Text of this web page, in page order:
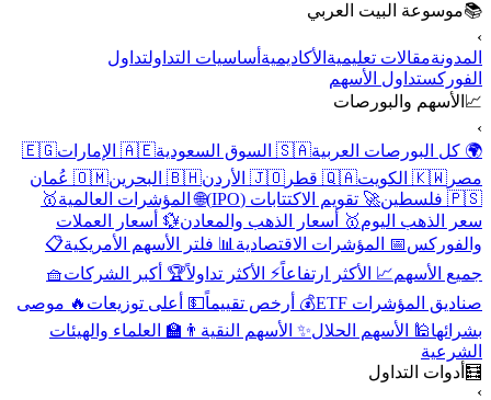
📚موسوعة البيت العربي
المدونةمقالات تعليميةالأكاديميةأساسيات التداولتداول
الفوركستداول الأسهم
📈الأسهم والبورصات
🌍 كل البورصات العربية🇸🇦 السوق السعودية 🇦🇪 الإمارات
🇪🇬
مصر 🇰🇼 الكويت 🇶🇦 قطر 🇯🇴 الأردن 🇧🇭 البحرين
🇴🇲 عُمان
🇵🇸 فلسطين
🚀 تقويم الاكتتابات (IPO) 🌐 المؤشرات العالمية🥇
سعر الذهب اليوم🥇 أسعار الذهب والمعادن💱 أسعار العملات
والفوركس 📅 المؤشرات الاقتصادية📊 فلتر الأسهم الأمريكية📋
جميع الأسهم📈 الأكثر ارتفاعاً⚡ الأكثر تداولاً🏆 أكبر الشركات🧺
صناديق المؤشرات ETF
💰 أرخص تقييماً💵 أعلى توزيعات🔥 موصى
بشرائها🕌 الأسهم الحلال ✨ الأسهم النقية👨‍🏫 العلماء والهيئات
الشرعية
🧮أدوات التداول